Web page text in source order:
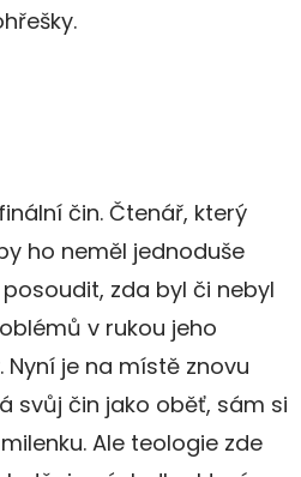
čin. Čtenář, který
ho neměl jednoduše
zda byl či nebyl
v rukou jeho
je na místě znovu
svůj čin jako oběť, sám si
Ale teologie zde